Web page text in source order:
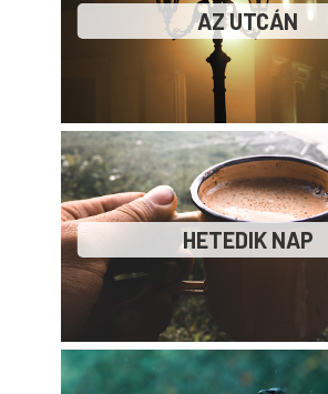
AZ UTCÁN
HETEDIK NAP